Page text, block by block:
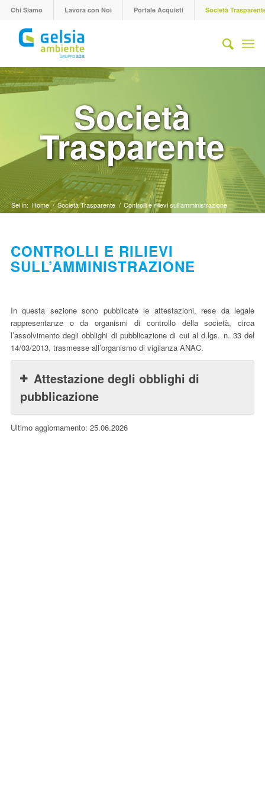
Chi Siamo Lavora con Noi Portale Acquisti Società
Società
Trasparente
Sei in: Home / Società Trasparente / Controlli e rilievi sull’amministrazione
CONTROLLI E RILIEVI
SULL’AMMINISTRAZIONE
In questa sezione sono pubblicate le attestazioni, rese da legale
rappresentanze o da organismi di controllo della società, circa
l’assolvimento degli obblighi di pubblicazione di cui al d.lgs. n. 33 del
14/03/2013, trasmesse all’organismo di vigilanza ANAC.
Attestazione degli obblighi di
pubblicazione
Ultimo aggiornamento: 25.06.2026